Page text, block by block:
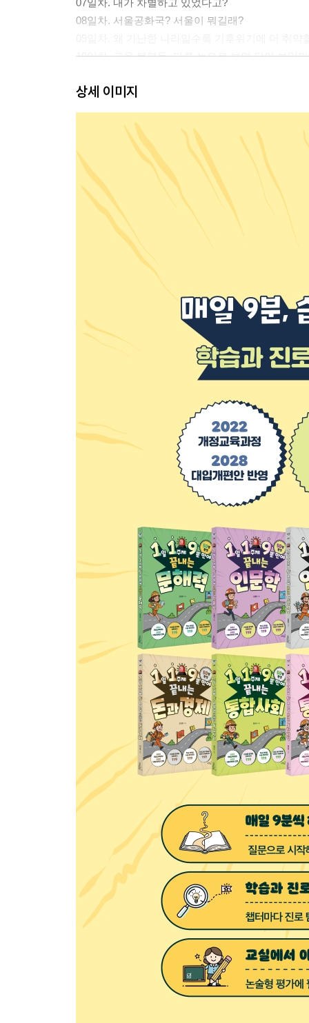
07일차. 내가 차별하고 있었다고?
08일차. 서울공화국? 서울이 뭐길래?
10일차. 교육 불평등, 다른 눈으로 보면 답이 보일
2부. 사람답게 살 권리, 지켜지고 있을까?
11일차. 설탕이 악마의 발명품이라고?
12일차. 투표하려고 목숨을 걸었던 사람이 있다고?
13일차. 퇴근하고 상사 전화 받는 게 의무라고?
14일차. 홍콩 맥도날드에 ‘난민’이 산다고?
15일차. 인공지능 때문에 인권이 바뀐다고?
16일차. 코로나 걸리면 시험도 못 본다고?
17일차. 대머리라서 아르바이트를 못 한다고?
18일차. 근로계약서 꼭 써야 하는 이유
19일차. 원조 평양냉면은 슴슴한 맛이 아니었다고?
20일차. 어린 소년이 전쟁터에서 총을 든다고?
진로119. 세상의 변화를 만드는 사람, 사회단체 활
3부. 돈보다 더 중요한 게 있다면?
21일차. 학교 양심 우산, 왜 자꾸 없어질까?
22일차. ‘이 재킷 사지 마세요!’ 이상한 광고의 이유
24일차. 몇 번 안 쓰는 물건, 굳이 사야 할까?
25일차. 도시를 떠나서 시골로 가는 청년들이 늘어
26일차. 틱톡이 금지된 나라가 있다고?
27일차. 주식을 사놓고 10년 동안 그냥 둔다고?
28일차. 은하수 다방, 왜 사라졌을까?
29일차. 치킨집 사장님을 ‘돈쭐’ 내주자는 게 뭔지
진로119. 지구를 지키기 위해 힘쓰는 과학자, 기후
4부. 우리가 사는 공간은 어떻게 바뀌고 있을까?
31일차. 급한 사람도 멈추게 만드는 곳이 있다고?
32일차. 죽은 반려견이 다시 돌아왔다니, 그게 진짜
33일차. 마지노선이 사람 이름이었다고?
34일차. 태국에서는 망고랑 밥을 같이 먹는대
35일차. 강원도에서 사과가 자란다고?
36일차. 혼자 밥 먹는 게 뭐가 어때서!
37일차. AI가 판사님 대신 재판한다고?
38일차. 지도에도 안 나오는 섬이 태평양에 있다고?
39일차. 1982년부터 팬이었는데, 야구장에 못 들어
40일차. 밤에 시킨 택배가 아침에 도착한다고?
진로119. 지구를 지키고 환경을 설계하는 사람, 환
5부. 세상과 점점 더 가까워지려면?
41일차. 태국에 ‘물총 축제’가 있다고?
42일차. 브라질에서는 결혼을 하려면 시험을 본다
43일차. 목이 길어야 미인이라는 마을이 있다고?
44일차. 이러다가 ‘마라 김치’까지 나오겠다고?
45일차. 메탄올이 코로나19 예방에 효과가 있다고?
46일차. 요즘은 과몰입이 대세
47일차. 알고 보니 전부 한 사람이었다고?
48일차. 브루노 마스가 뉴진스 노래를 불렀다고?
49일차. 엠버의 아버지는 왜 웨이드를 싫어했을까?
50일차. 메타버스에서 성범죄가 일어나고 있다고?
상세 이미지